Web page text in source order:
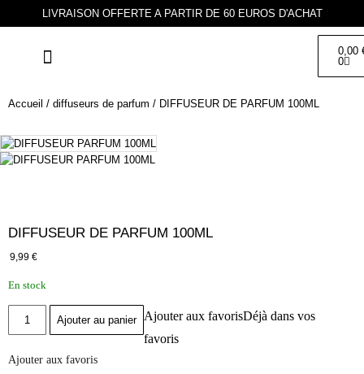
LIVRAISON OFFERTE A PARTIR DE 60 EUROS D'ACHAT
0,00
0
Accueil / diffuseurs de parfum / DIFFUSEUR DE PARFUM 100ML
DIFFUSEUR DE PARFUM 100ML
9,99 €
En stock
Ajouter au panier Ajouter aux favorisDéjà dans vos
favoris
Ajouter aux favoris